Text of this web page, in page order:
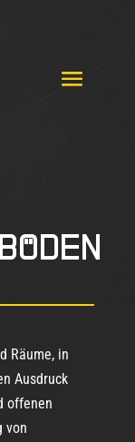
Räume, in
Ausdruck
offenen
von